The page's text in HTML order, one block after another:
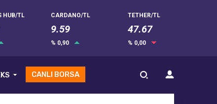
HUB/TL CARDANO/TL
9.59
% 0,90
TETHER/TL
47.67
% 0,00
CANLI BORSA